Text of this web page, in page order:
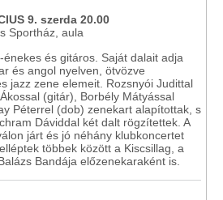
9. szerda 20.00
Sportház, aula
és gitáros. Saját dalait adja
és angol nyelven, ötvözve
jazz zene elemeit. Rozsnyói Judittal
(gitár), Borbély Mátyással
Péterrel (dob) zenekart alapítottak, s
Dáviddal két dalt rögzítettek. A
járt és jó néhány klubkoncertet
többek között a Kiscsillag, a
Bandája előzenekaraként is.